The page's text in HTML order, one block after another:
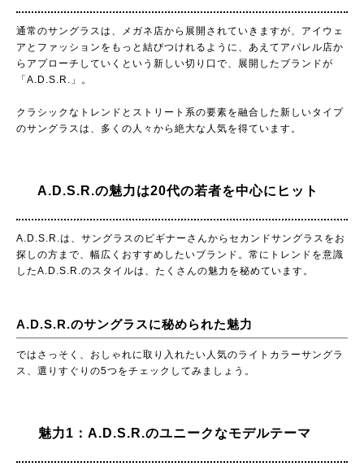
通常のサングラスは、メガネ店から展開されていきますが、アイウェ
アとファッションをもっと結びつけれるように、あえてアパレル店か
らアプローチしていくという新しい切り口で、展開したブランドが
「A.D.S.R.」。
クラシックなトレンドとストリート系の要素を融合した新しいタイプ
のサングラスは、多くの人々から絶大な人気を得ています。
A.D.S.R.の魅力は20代の若者を中心にヒット
A.D.S.R.は、サングラスのビギナーさんからセカンドサングラスをお
探しの方まで、幅広くおすすめしたいブランド。常にトレンドを意識
したA.D.S.R.のスタイルは、たくさんの魅力を秘めています。
A.D.S.R.のサングラスに秘められた魅力
ではさっそく、おしゃれに取り入れたい人気のライトカラーサングラ
ス、選りすぐりの5つをチェックしてみましょう。
魅力1：A.D.S.R.のユニークなモデルテーマ